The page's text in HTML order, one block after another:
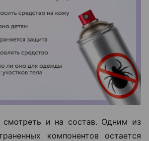
смотреть и на состав. Одним из
компонентов остается